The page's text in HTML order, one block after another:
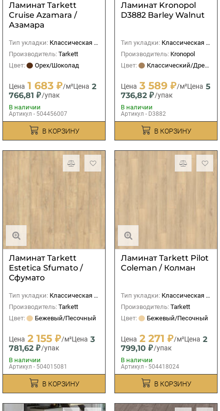
Ламинат Tarkett
Cruise Azamara /
Азамара
Тип укладки: Классическая (прямая)
Производитель: Tarkett
Цвет:
Орех/Шоколад
Цена 1 683 ₽/м²Цена 2
766,81 ₽/упак
В наличии
Артикул - 504456007
В КОРЗИНУ
Ламинат Kronopol
D3882 Barley Walnut
Тип укладки: Классическая (прямая)
Производитель: Kronopol
Цвет:
Классический/Древесный
Цена 3 589 ₽/м²Цена 5
736,82 ₽/упак
В наличии
Артикул - D3882
В КОРЗИНУ
Ламинат Tarkett
Estetica Sfumato /
Сфумато
Тип укладки: Классическая (прямая)
Производитель: Tarkett
Цвет:
Бежевый/Песочный
Цена 2 155 ₽/м²Цена 3
781,62 ₽/упак
В наличии
Артикул - 504015081
В КОРЗИНУ
Ламинат Tarkett Pilot
Coleman / Колман
Тип укладки: Классическая (прямая)
Производитель: Tarkett
Цвет:
Бежевый/Песочный
Цена 2 271 ₽/м²Цена 2
799,10 ₽/упак
В наличии
Артикул - 504418024
В КОРЗИНУ